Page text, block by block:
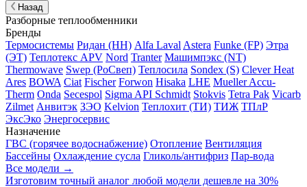
Назад
Разборные теплообменники
Бренды
Термосистемы Ридан (НН) Alfa Laval Astera Funke (FP) Этра
(ЭТ) Теплотекс APV Nord Tranter Машимпэкс (NT)
Thermowave Swep (РоСвеп) Теплосила Sondex (S) Clever Heat
Ares BOWA Ciat Fischer Forwon Hisaka LHE Mueller Accu-
Therm Onda Secespol Sigma API Schmidt Stokvis Tetra Pak Vicarb
Zilmet Анвитэк ЗЭО Kelvion Теплохит (ТИ) ТИЖ ТПлР
ЭксЭко Энергосервис
Назначение
ГВС (горячее водоснабжение) Отопление Вентиляция
Бассейны Охлаждение сусла Гликоль/антифриз Пар-вода
Все модели →
Изготовим точный аналог любой модели дешевле на 30%